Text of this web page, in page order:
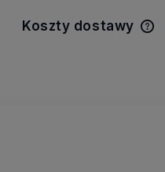
Koszty dostawy